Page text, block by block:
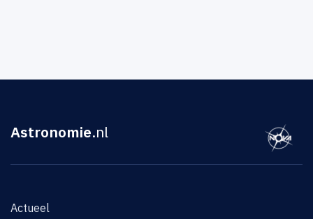
Astronomie.nl
Actueel